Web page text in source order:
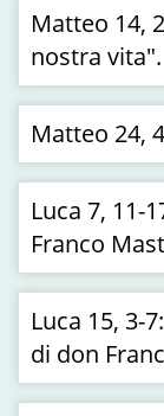
Matteo 14,
nostra vita".
Matteo 24,
Luca 7, 11-
Franco
Luca 15, 3-
di don